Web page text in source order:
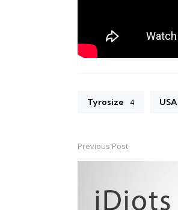
Tyrosize 4 USA
Post
Previous Post